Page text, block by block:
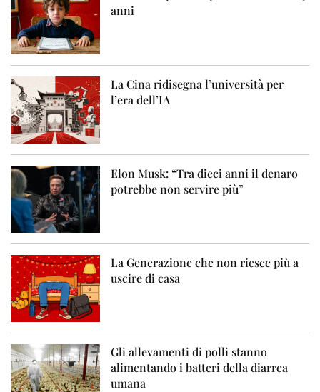
anni
La Cina ridisegna l’università per
l’era dell’IA
Elon Musk: “Tra dieci anni il denaro
potrebbe non servire più”
La Generazione che non riesce più a
uscire di casa
Gli allevamenti di polli stanno
alimentando i batteri della diarrea
umana